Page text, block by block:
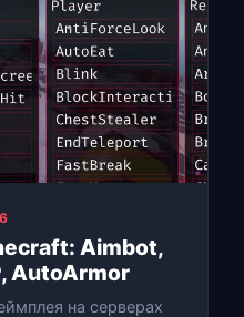
Aimbot,
AutoArmor
на серверах